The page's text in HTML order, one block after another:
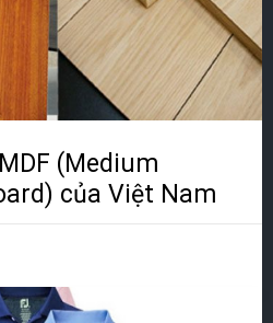
(Medium
của Việt Nam